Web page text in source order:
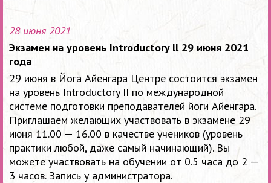
28 июня 2021
Экзамен на уровень Introductory ll 29 июня 2021
года
29 июня в Йога Айенгара Центре состоится экзамен
на уровень Introductory II по международной
системе подготовки преподавателей йоги Айенгара.
Приглашаем желающих участвовать в экзамене 29
июня 11.00 — 16.00 в качестве учеников (уровень
практики любой, даже самый начинающий). Вы
можете участвовать на обучении от 0.5 часа до 2 —
3 часов. Запись у администратора.